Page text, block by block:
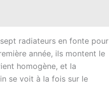
radiateurs en fonte pour
année, ils montent le
homogène, et la
se voit à la fois sur le